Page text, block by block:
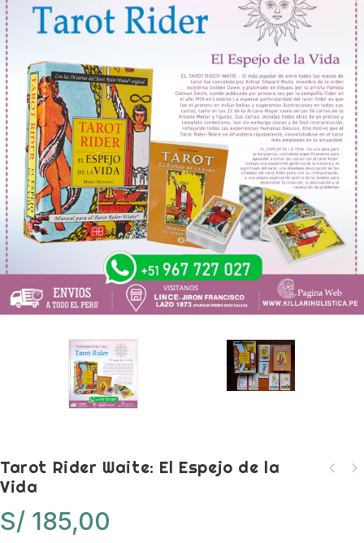
Tarot Rider Waite: El Espejo de la
Vida
S/ 185,00